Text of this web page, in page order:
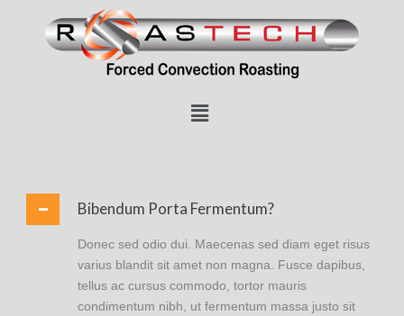
Bibendum Porta Fermentum?
Donec sed odio dui. Maecenas sed diam eget risus
varius blandit sit amet non magna. Fusce dapibus,
tellus ac cursus commodo, tortor mauris
condimentum nibh, ut fermentum massa justo sit